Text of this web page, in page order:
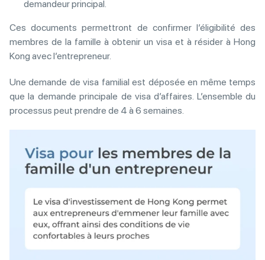
demandeur principal.
Ces documents permettront de confirmer l’éligibilité des
membres de la famille à obtenir un visa et à résider à Hong
Kong avec l’entrepreneur.
Une demande de visa familial est déposée en même temps
que la demande principale de visa d’affaires. L’ensemble du
processus peut prendre de 4 à 6 semaines.